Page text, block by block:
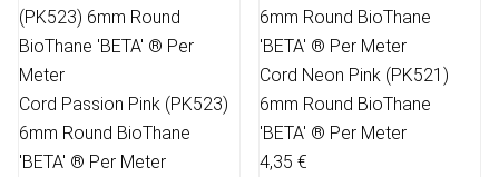
Cord Passion Pink (PK523)
6mm Round BioThane
'BETA' ® Per Meter
Cord Neon Pink (PK521)
6mm Round BioThane
'BETA' ® Per Meter
4,35 €